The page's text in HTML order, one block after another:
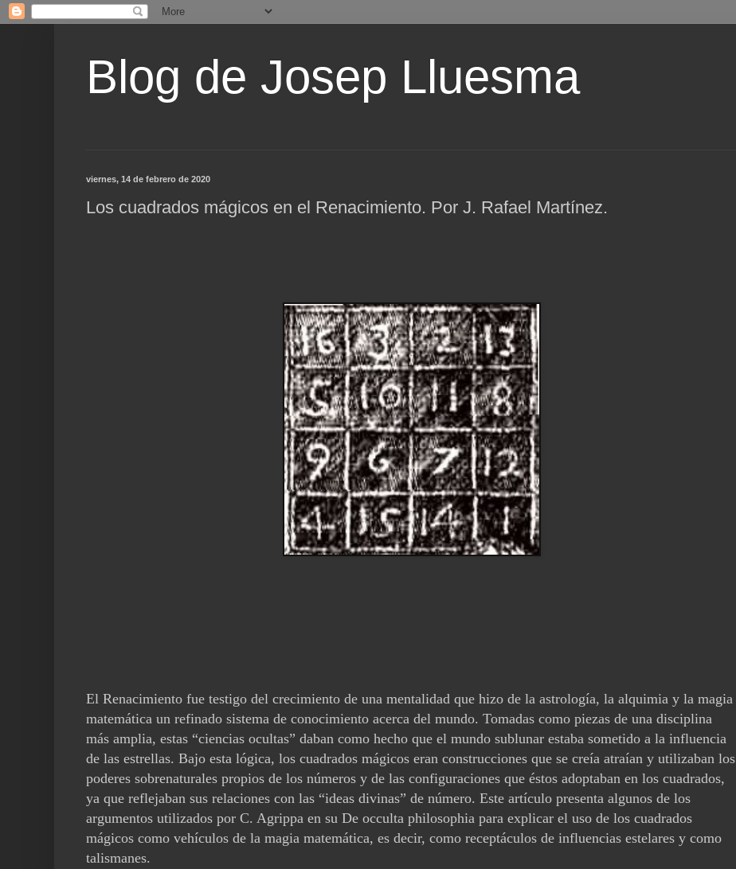
Blog de Josep Lluesma
viernes, 14 de febrero de 2020
Los cuadrados mágicos en el Renacimiento. Por J. Rafael Martínez.
El Renacimiento fue testigo del crecimiento de una mentalidad que hizo de la astrología, la alquimia y la magia
matemática un refinado sistema de conocimiento acerca del mundo. Tomadas como piezas de una disciplina
más amplia, estas “ciencias ocultas” daban como hecho que el mundo sublunar estaba sometido a la influencia
de las estrellas. Bajo esta lógica, los cuadrados mágicos eran construcciones que se creía atraían y utilizaban los
poderes sobrenaturales propios de los números y de las configuraciones que éstos adoptaban en los cuadrados,
ya que reflejaban sus relaciones con las “ideas divinas” de número. Este artículo presenta algunos de los
argumentos utilizados por C. Agrippa en su De occulta philosophia para explicar el uso de los cuadrados
mágicos como vehículos de la magia matemática, es decir, como receptáculos de influencias estelares y como
talismanes.